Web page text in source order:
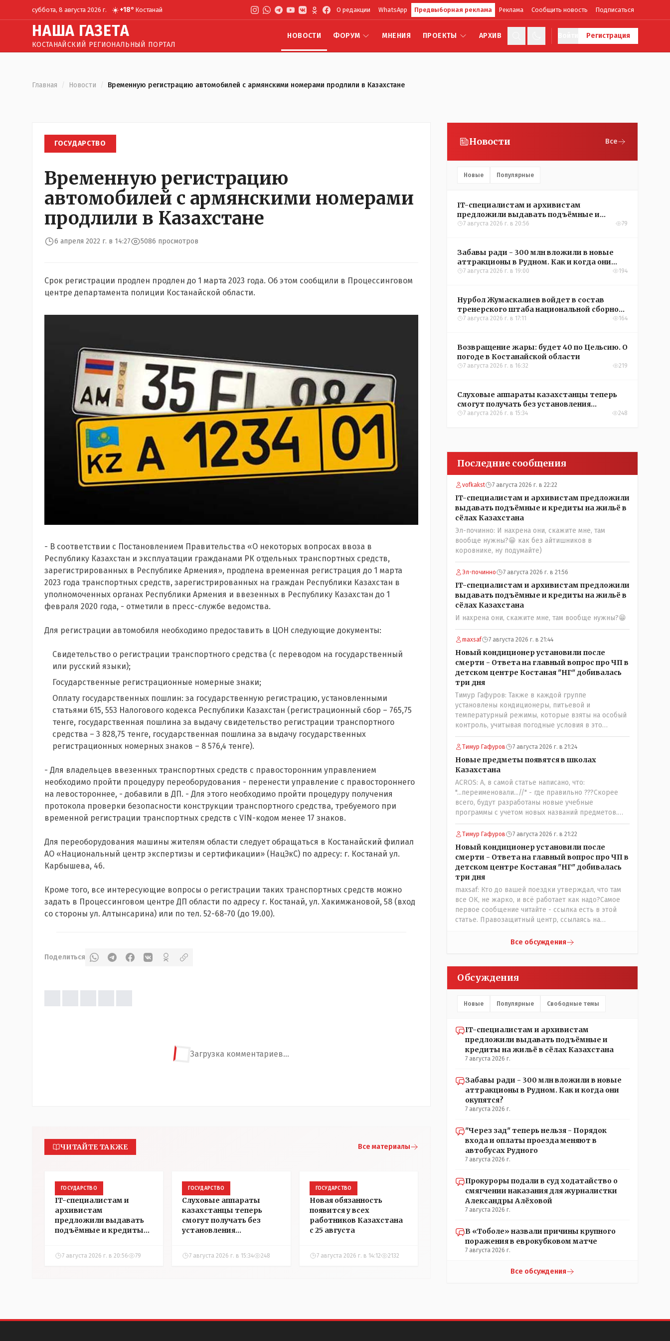
суббота, 8 августа 2026 г. ☀️+18° Костанай О редакции WhatsApp Предвыборная реклама Реклама Сообщить новость Подписаться
НАША ГАЗЕТА
КОСТАНАЙСКИЙ РЕГИОНАЛЬНЫЙ ПОРТАЛ
НОВОСТИ ФОРУМ МНЕНИЯ ПРОЕКТЫ АРХИВ Регистрация
Главная / Новости / Временную регистрацию автомобилей с армянскими номерами продлили в Казахстане
ГОСУДАРСТВО
Временную регистрацию
автомобилей с армянскими номерами
продлили в Казахстане
6 апреля 2022 г. в 14:27 5086 просмотров
Срок регистрации продлен продлен до 1 марта 2023 года. Об этом сообщили в Процессинговом
центре департамента полиции Костанайской области.
- В соответствии с Постановлением Правительства «О некоторых вопросах ввоза в
Республику Казахстан и эксплуатации гражданами РК отдельных транспортных средств,
зарегистрированных в Республике Армения», продлена временная регистрация до 1 марта
2023 года транспортных средств, зарегистрированных на граждан Республики Казахстан в
уполномоченных органах Республики Армения и ввезенных в Республику Казахстан до 1
февраля 2020 года, - отметили в пресс-службе ведомства.
Для регистрации автомобиля необходимо предоставить в ЦОН следующие документы:
Свидетельство о регистрации транспортного средства (с переводом на государственный
или русский языки);
Государственные регистрационные номерные знаки;
Оплату государственных пошлин: за государственную регистрацию, установленными
статьями 615, 553 Налогового кодекса Республики Казахстан (регистрационный сбор – 765,75
тенге, государственная пошлина за выдачу свидетельство регистрации транспортного
средства – 3 828,75 тенге, государственная пошлина за выдачу государственных
регистрационных номерных знаков – 8 576,4 тенге).
- Для владельцев ввезенных транспортных средств с правосторонним управлением
необходимо пройти процедуру переоборудования - перенести управление с правостороннего
на левостороннее, - добавили в ДП. - Для этого необходимо пройти процедуру получения
протокола проверки безопасности конструкции транспортного средства, требуемого при
временной регистрации транспортных средств с VIN-кодом менее 17 знаков.
Для переоборудования машины жителям области следует обращаться в Костанайский филиал
АО «Национальный центр экспертизы и сертификации» (НацЭкС) по адресу: г. Костанай ул.
Карбышева, 46.
Кроме того, все интересующие вопросы о регистрации таких транспортных средств можно
задать в Процессинговом центре ДП области по адресу г. Костанай, ул. Хакимжановой, 58 (вход
со стороны ул. Алтынсарина) или по тел. 52-68-70 (до 19.00).
Поделиться
Загрузка комментариев...
ЧИТАЙТЕ ТАКЖЕ Все материалы
ГОСУДАРСТВО
IT-специалистам и
архивистам
предложили выдавать
подъёмные и кредиты
7 августа 2026 г. в 20:56 79
ГОСУДАРСТВО
Слуховые аппараты
казахстанцы теперь
смогут получать без
установления
7 августа 2026 г. в 15:34 248
ГОСУДАРСТВО
Новая обязанность
появится у всех
работников Казахстана
с 25 августа
7 августа 2026 г. в 14:12 2132
Новости Все
Новые Популярные
IT-специалистам и архивистам
предложили выдавать подъёмные и
кредиты на жильё в сёлах Казахстана
7 августа 2026 г. в 20:56 79
Забавы ради - 300 млн вложили в новые
аттракционы в Рудном. Как и когда они
окупятся?
7 августа 2026 г. в 19:00 194
Нурбол Жумаскалиев войдет в состав
тренерского штаба национальной сборной
Казахстана по футболу
7 августа 2026 г. в 17:11 164
Возвращение жары: будет 40 по Цельсию. О
погоде в Костанайской области
7 августа 2026 г. в 16:32 219
Слуховые аппараты казахстанцы теперь
смогут получать без установления
инвалидности
7 августа 2026 г. в 15:34 248
Последние сообщения
vofkakst 7 августа 2026 г. в 22:22
IT-специалистам и архивистам предложили
выдавать подъёмные и кредиты на жильё в
сёлах Казахстана
Эл-починно: И нахрена они, скажите мне, там
вообще нужны?😁 как без айтишников в
коровнике, ну подумайте)
Эл-починно 7 августа 2026 г. в 21:56
IT-специалистам и архивистам предложили
выдавать подъёмные и кредиты на жильё в
сёлах Казахстана
И нахрена они, скажите мне, там вообще нужны?😁
maxsaf 7 августа 2026 г. в 21:44
Новый кондиционер установили после
смерти - Ответа на главный вопрос про ЧП в
детском центре Костаная "НГ" добивалась
три дня
Тимур Гафуров: Также в каждой группе
установлены кондиционеры, питьевой и
температурный режимы, которые взяты на особый
контроль, учитывая погодные условия в это
лето.Мы решили. что это - противоречие. Вы
считаете иначе?Ну тут противоречия нет. Этот
трагедии, то есть 29 июля, когда спешно
установили и воду, и новые кондиционеры, и
впервые поставили температурный режим на
контроль. То есть первая часть - информация до
трагедии, вторая часть - информация после
трагедии, когда все уже было исправлено.
Тимур Гафуров 7 августа 2026 г. в 21:24
Новые предметы появятся в школах
Казахстана
ACROS: А, в самой статье написано, что:
"...переименовали...//" - где правильно ???Скорее
всего, будут разработаны новые учебные
программы с учетом новых названий предметов.
Так что предметы - новые. Хоть и
переименованные)
Тимур Гафуров 7 августа 2026 г. в 21:22
Новый кондиционер установили после
смерти - Ответа на главный вопрос про ЧП в
детском центре Костаная "НГ" добивалась
три дня
maxsaf: Кто до вашей поездки утверждал, что там
все ОК, не жарко, и всё работает как надо?Самое
первое сообщение читайте - ссылка есть в этой
статье. Правозащитный центр, ссылаясь на
чате, которые прислали ему в виде
времени их установили только в помещениях,
предназначенных для административно-
управленческого персонала. И Также в каждой
группе установлены кондиционеры, питьевой и
контроль, учитывая погодные условия в это лето.
Мы решили. что это - противоречие. Вы считаете
иначе?
Все обсуждения
Обсуждения
Новые Популярные Свободные темы
IT-специалистам и архивистам
предложили выдавать подъёмные и
кредиты на жильё в сёлах Казахстана
7 августа 2026 г.
Забавы ради - 300 млн вложили в новые
аттракционы в Рудном. Как и когда они
окупятся?
7 августа 2026 г.
"Через зад" теперь нельзя - Порядок
входа и оплаты проезда меняют в
автобусах Рудного
7 августа 2026 г.
Прокуроры подали в суд ходатайство о
смягчении наказания для журналистки
Александры Алёховой
7 августа 2026 г.
В «Тоболе» назвали причины крупного
поражения в еврокубковом матче
7 августа 2026 г.
Все обсуждения